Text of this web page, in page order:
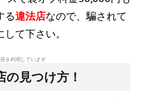
る違法店なので、騙されて
て下さい。
を利用しています
の見つけ方！